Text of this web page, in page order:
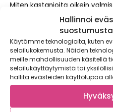
Hallinnoi
suostumusta
Käytämme teknologioita, kuten
selailukokemusta. Näiden
meille mahdollisuuden käsitellä
selailukäyttäytymistä tai
hallita evästeiden käyttölupaa
Miten kastanjoita oikein
jota moni ei koskaan selvitä!